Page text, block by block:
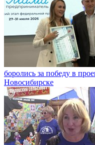
боролись за победу в
Новосибирске